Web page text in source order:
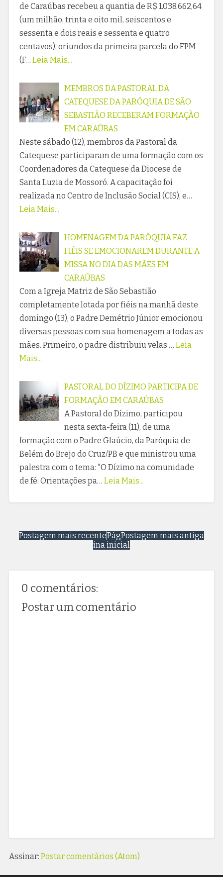
de Caraúbas recebeu a quantia de R$ 1.038.662,64
(um milhão, trinta e oito mil, seiscentos e
sessenta e dois reais e sessenta e quatro
centavos), oriundos da primeira parcela do FPM
(F… Leia Mais...
MEMBROS DA PASTORAL DA
CATEQUESE DA PARÓQUIA DE SÃO
SEBASTIÃO RECEBERAM FORMAÇÃO
EM CARAÚBAS
Neste sábado (12), membros da Pastoral da
Catequese participaram de uma formação com os
Coordenadores da Catequese da Diocese de
Santa Luzia de Mossoró. A capacitação foi
realizada no Centro de Inclusão Social (CIS), e…
Leia Mais...
HOMENAGEM DA PARÓQUIA FAZ
FIÉIS SE EMOCIONAREM DURANTE A
MISSA NO DIA DAS MÃES EM
CARAÚBAS
Com a Igreja Matriz de São Sebastião
completamente lotada por fiéis na manhã deste
domingo (13), o Padre Demétrio Júnior emocionou
diversas pessoas com sua homenagem a todas as
mães. Primeiro, o padre distribuiu velas … Leia
Mais...
PASTORAL DO DÍZIMO PARTICIPA DE
FORMAÇÃO EM CARAÚBAS
A Pastoral do Dízimo, participou
nesta sexta-feira (11), de uma
formação com o Padre Glaúcio, da Paróquia de
Belém do Brejo do Cruz/PB e que ministrou uma
palestra com o tema: "O Dízimo na comunidade
de fé: Orientações pa… Leia Mais...
Postagem mais recente Postagem mais antiga
Pág
ina inicial
0 comentários:
Postar um comentário
Assinar: Postar comentários (Atom)